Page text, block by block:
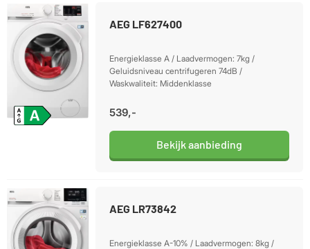
AEG LF627400
Energieklasse A / Laadvermogen: 7kg /
Geluidsniveau centrifugeren 74dB /
Waskwaliteit: Middenklasse
539,-
Bekijk aanbieding
AEG LR73842
Energieklasse A-10% / Laadvermogen: 8kg /